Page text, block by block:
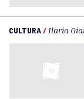
CULTURA/ Ilaria